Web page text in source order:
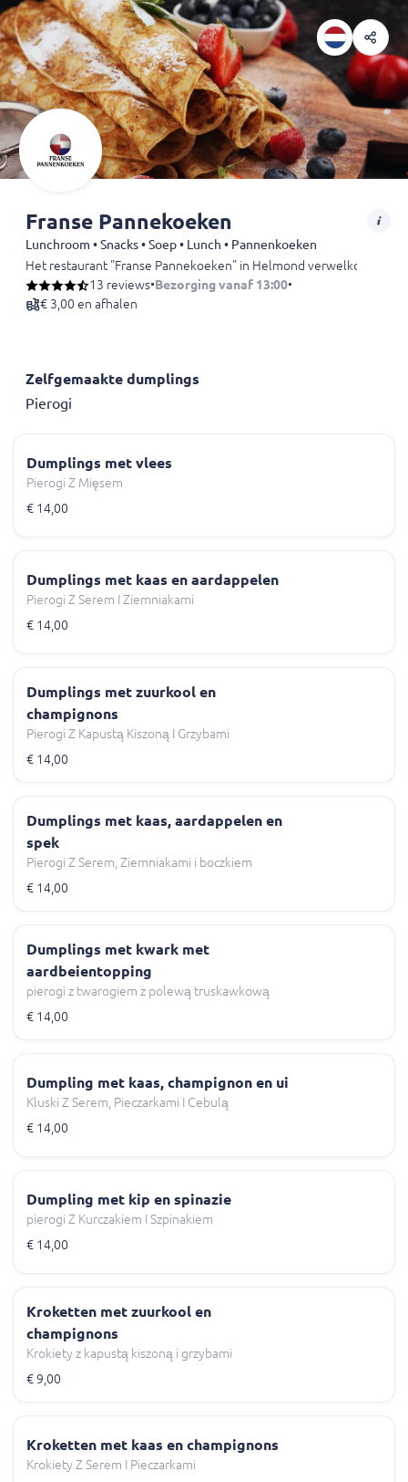
Franse Pannekoeken
Lunchroom • Snacks • Soep • Lunch • Pannenkoeken
Het restaurant "Franse Pannekoeken" in Helmond verwelkomt zijn
13 reviews•Bezorging vanaf 13:00•
€ 3,00 en afhalen
Zelfgemaakte dumplings
Pierogi
Dumplings met vlees
Pierogi Z Mięsem
€ 14,00
Dumplings met kaas en aardappelen
Pierogi Z Serem I Ziemniakami
€ 14,00
Dumplings met zuurkool en
champignons
Pierogi Z Kapustą Kiszoną I Grzybami
€ 14,00
Dumplings met kaas, aardappelen en
spek
Pierogi Z Serem, Ziemniakami i boczkiem
€ 14,00
Dumplings met kwark met
aardbeientopping
pierogi z twarogiem z polewą truskawkową
€ 14,00
Dumpling met kaas, champignon en ui
Kluski Z Serem, Pieczarkami I Cebulą
€ 14,00
Dumpling met kip en spinazie
pierogi Z Kurczakiem I Szpinakiem
€ 14,00
Kroketten met zuurkool en
champignons
Krokiety z kapustą kiszoną i grzybami
€ 9,00
Kroketten met kaas en champignons
Krokiety Z Serem I Pieczarkami